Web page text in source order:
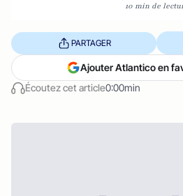
10 min de
Écoutez cet article0:00min
PARTAGER
Ajouter Atlantico en